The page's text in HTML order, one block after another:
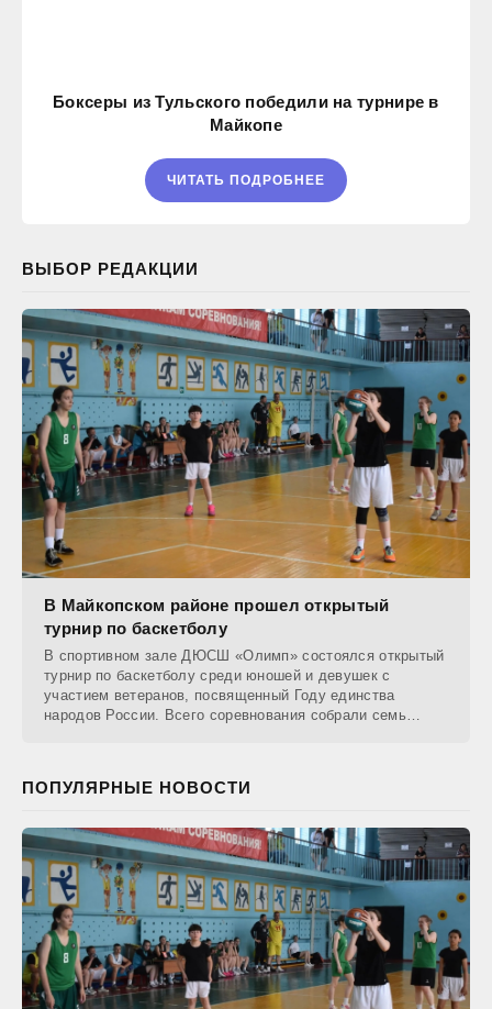
Боксеры из Тульского победили на турнире в
Майкопе
ЧИТАТЬ ПОДРОБНЕЕ
ВЫБОР РЕДАКЦИИ
В Майкопском районе прошел открытый
турнир по баскетболу
В спортивном зале ДЮСШ «Олимп» состоялся открытый
турнир по баскетболу среди юношей и девушек с
участием ветеранов, посвященный Году единства
народов России. Всего соревнования собрали семь
ПОПУЛЯРНЫЕ НОВОСТИ